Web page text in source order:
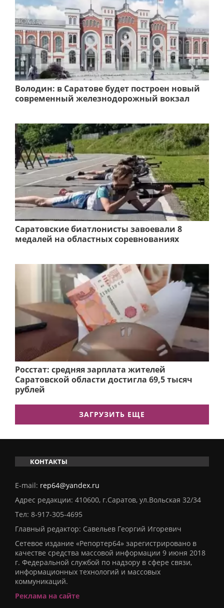
Володин: в Саратове будет построен новый
современный железнодорожный вокзал
Саратовские биатлонисты завоевали 8
медалей на областных соревнованиях
Росстат: средняя зарплата жителей
Саратовской области достигла 69,5 тысяч
рублей
ЗАГРУЗИТЬ ЕЩЕ
КОНТАКТЫ
E-mail: rep64@yandex.ru
Адрес редакции: 410600, г.Саратов, ул.Вольская 32/34
Тел: 8-917-305-4695
Главный редактор: Савельев Георгий Игоревич
Сетевое издание «Репортер64» зарегистрировано в
качестве средства массовой информации 9 июня 2018
г. Федеральной службой по надзору в сфере связи,
информационных технологий и массовых
коммуникаций.
Реклама на сайте